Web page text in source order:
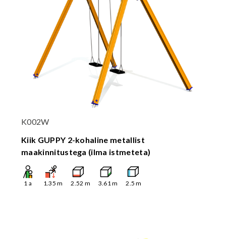
K002W
Kiik GUPPY 2-kohaline metallist
maakinnitustega (ilma istmeteta)
1 a 1.35 m 2.52 m 3.61m 2.5 m